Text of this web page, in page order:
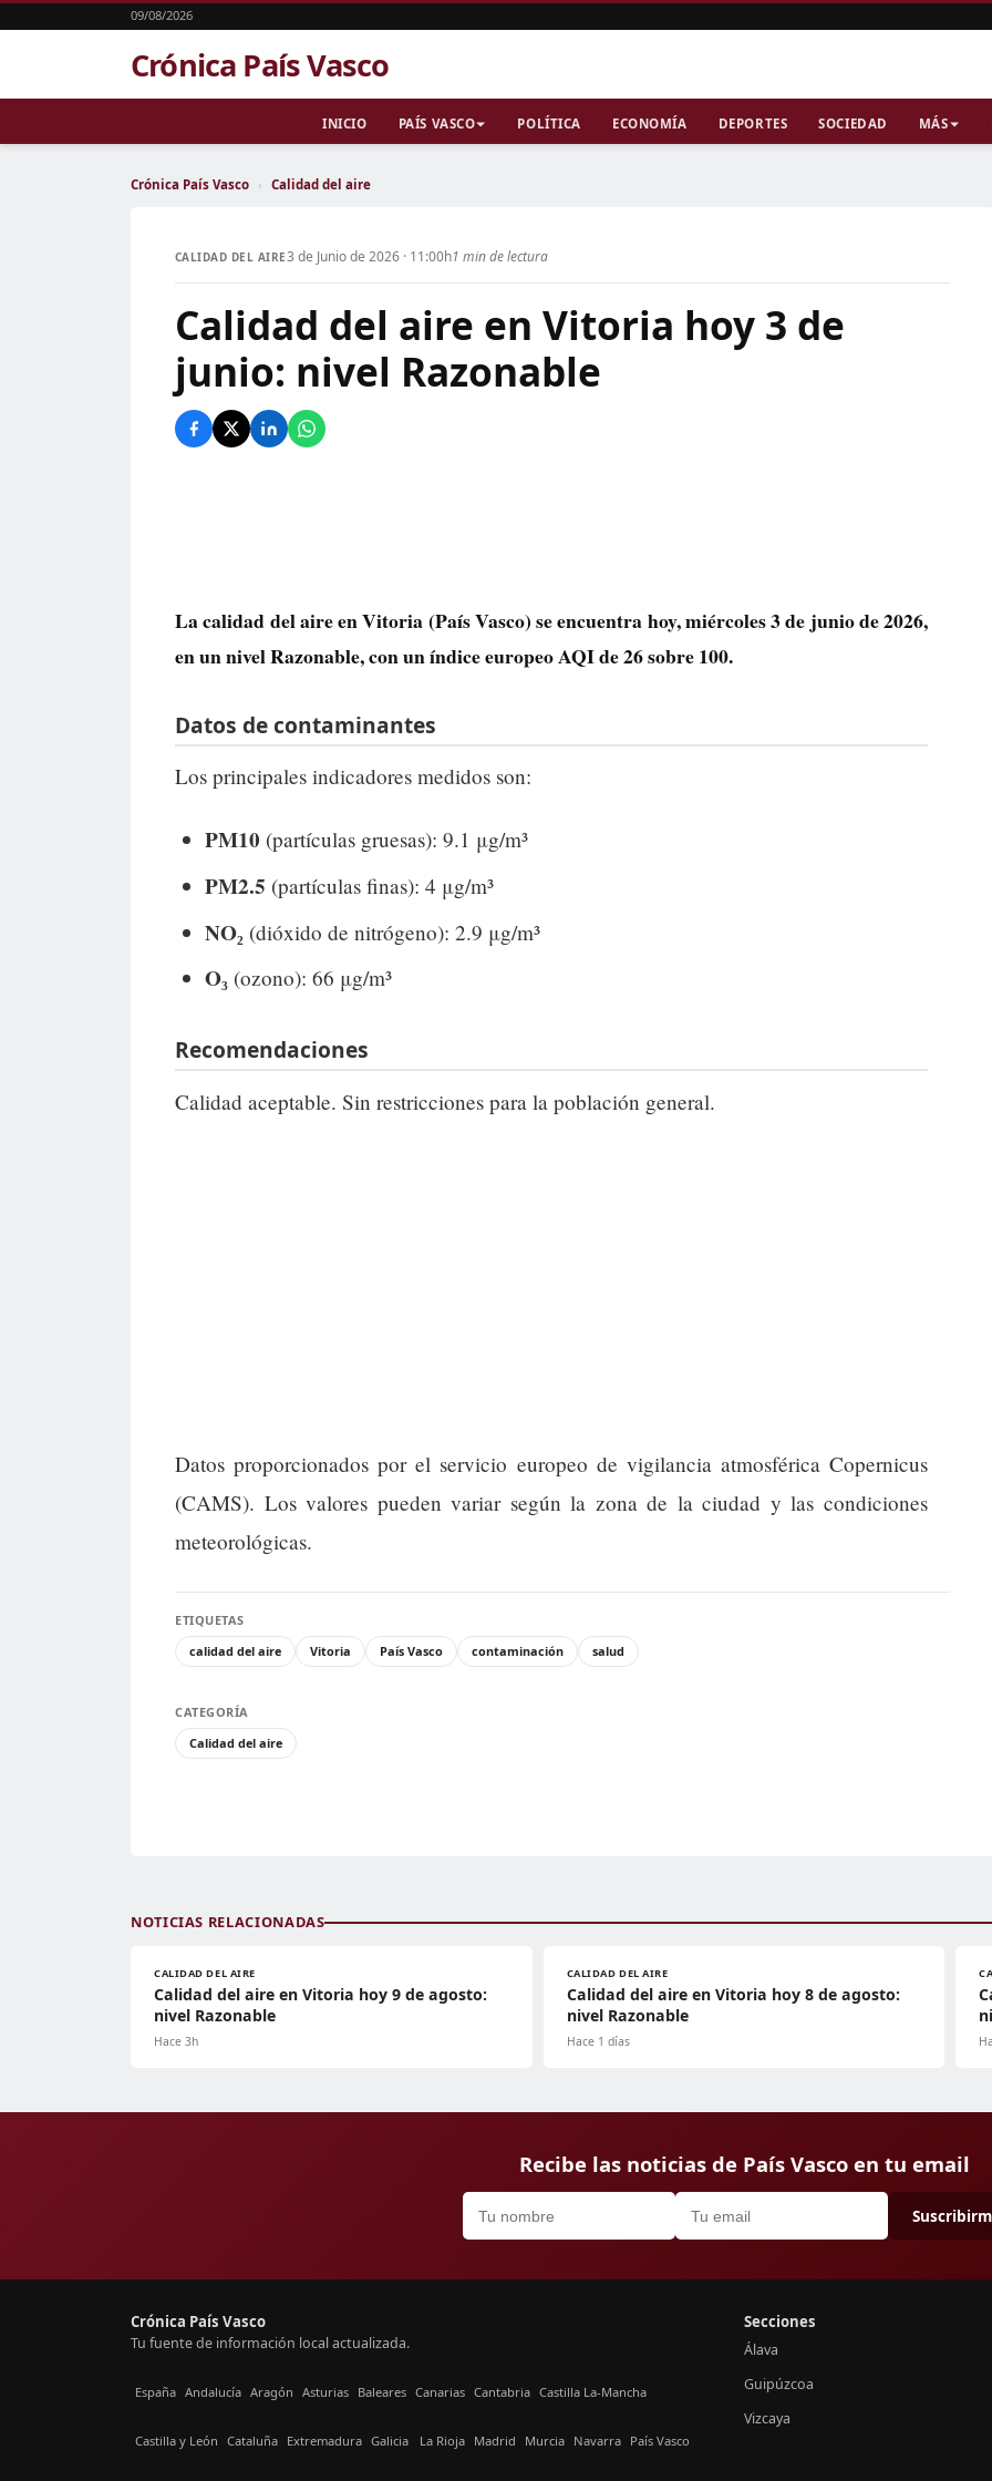
09/08/2026
Crónica País Vasco
INICIO PAÍS VASCO POLÍTICA ECONOMÍA DEPORTES SOCIEDAD MÁS
Crónica País Vasco › Calidad del aire
CALIDAD DEL AIRE3 de Junio de 2026 · 11:00h1 min de lectura
Calidad del aire en Vitoria hoy 3 de
junio: nivel Razonable
La calidad del aire enVitoria(País Vasco) se encuentra hoy, miércoles 3 de junio de 2026,
en un nivelRazonable, con un índice europeo AQI de26sobre 100.
Datos de contaminantes
Los principales indicadores medidos son:
PM10 (partículas gruesas): 9.1 μg/m³
PM2.5 (partículas finas): 4 μg/m³
NO₂ (dióxido de nitrógeno): 2.9 μg/m³
O₃ (ozono): 66 μg/m³
Recomendaciones
Calidad aceptable. Sin restricciones para la población general.
Datos proporcionados por el servicio europeo de vigilancia atmosférica Copernicus
(CAMS). Los valores pueden variar según la zona de la ciudad y las condiciones
meteorológicas.
ETIQUETAS
calidad del aire
Vitoria País Vasco contaminación salud
CATEGORÍA
Calidad del aire
NOTICIAS RELACIONADAS
CALIDAD DEL AIRE
Calidad del aire en Vitoria hoy 9 de agosto:
nivel Razonable
Hace 3h
CALIDAD DEL AIRE
Calidad del aire en Vitoria hoy 8 de agosto:
nivel Razonable
Hace 1 días
Recibe las noticias de País Vasco en tu email
Crónica País Vasco
Tu fuente de información local actualizada.
España Andalucía Aragón Asturias Baleares Canarias Cantabria Castilla La-Mancha
Castilla y León Cataluña Extremadura Galicia La Rioja Madrid Murcia Navarra País Vasco
Secciones
Álava
Guipúzcoa
Vizcaya